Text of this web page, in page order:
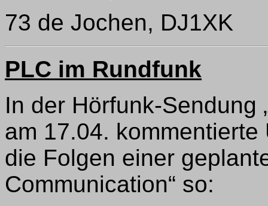
73 de Jochen, DJ1XK
PLC im Rundfunk
In der Hörfunk-Sendung
am 17.04.
die Folgen einer
Communication“ so: